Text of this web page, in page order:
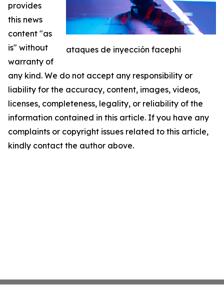
ataques de inyección facephi
provides
this news
content "as
is" without
warranty of
any kind. We do not accept any responsibility or
liability for the accuracy, content, images, videos,
licenses, completeness, legality, or reliability of the
information contained in this article. If you have any
complaints or copyright issues related to this article,
kindly contact the author above.